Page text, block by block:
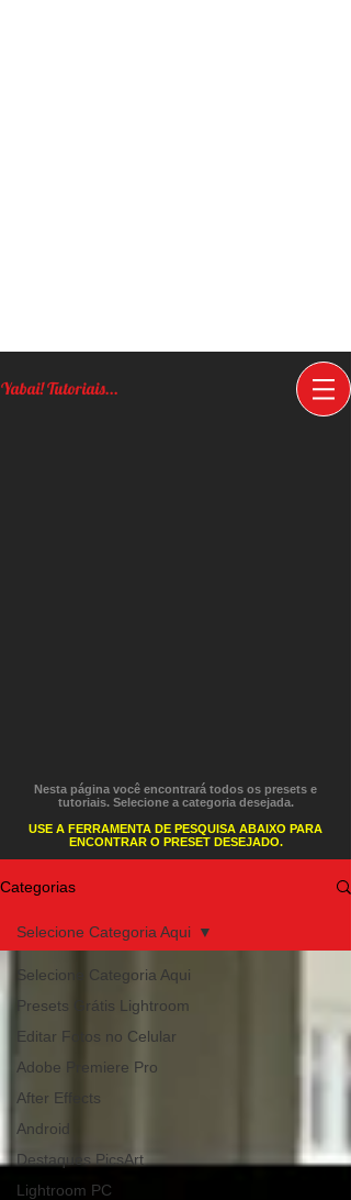
Yabai! Tutoriais...
Nesta página você encontrará todos os presets e
tutoriais. Selecione a categoria desejada.
USE A FERRAMENTA DE PESQUISA ABAIXO PARA
ENCONTRAR O PRESET DESEJADO.
Categorias
Selecione Categoria Aqui
Presets Grátis Lightroom
Editar Fotos no Celular
Adobe Premiere Pro
After Effects
Android
Destaques PicsArt
Lightroom PC
Selecione Categoria Aqui